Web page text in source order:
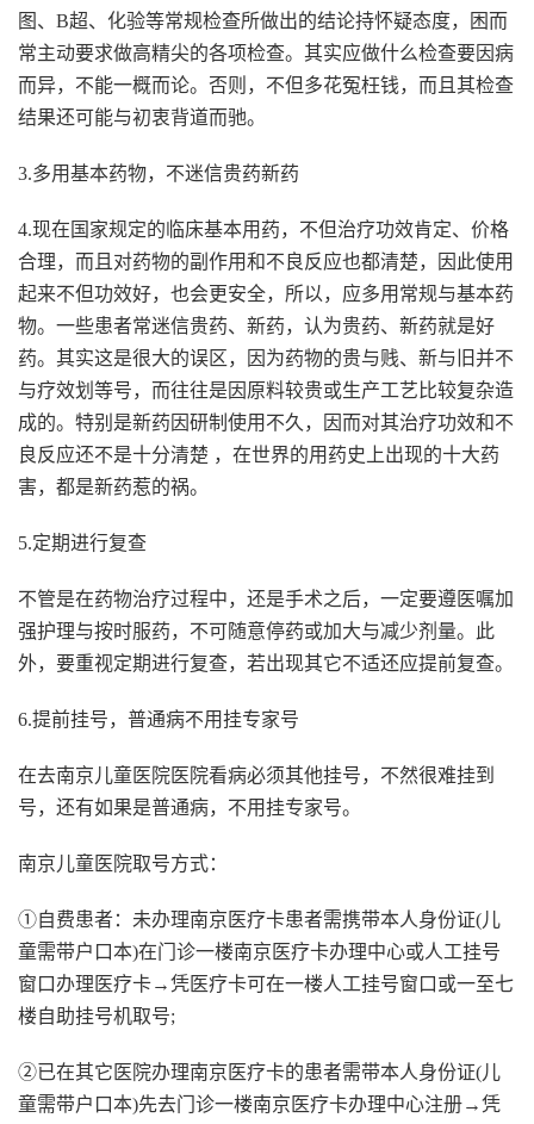
图、B超、化验等常规检查所做出的结论持怀疑态度，困而
常主动要求做高精尖的各项检查。其实应做什么检查要因病
而异，不能一概而论。否则，不但多花冤枉钱，而且其检查
结果还可能与初衷背道而驰。
3.多用基本药物，不迷信贵药新药
4.现在国家规定的临床基本用药，不但治疗功效肯定、价格
合理，而且对药物的副作用和不良反应也都清楚，因此使用
起来不但功效好，也会更安全，所以，应多用常规与基本药
物。一些患者常迷信贵药、新药，认为贵药、新药就是好
药。其实这是很大的误区，因为药物的贵与贱、新与旧并不
与疗效划等号，而往往是因原料较贵或生产工艺比较复杂造
成的。特别是新药因研制使用不久，因而对其治疗功效和不
良反应还不是十分清楚 ，在世界的用药史上出现的十大药
害，都是新药惹的祸。
5.定期进行复查
不管是在药物治疗过程中，还是手术之后，一定要遵医嘱加
强护理与按时服药，不可随意停药或加大与减少剂量。此
外，要重视定期进行复查，若出现其它不适还应提前复查。
6.提前挂号，普通病不用挂专家号
在去南京儿童医院医院看病必须其他挂号，不然很难挂到
号，还有如果是普通病，不用挂专家号。
南京儿童医院取号方式：
①自费患者：未办理南京医疗卡患者需携带本人身份证(儿
童需带户口本)在门诊一楼南京医疗卡办理中心或人工挂号
窗口办理医疗卡→凭医疗卡可在一楼人工挂号窗口或一至七
楼自助挂号机取号;
②已在其它医院办理南京医疗卡的患者需带本人身份证(儿
童需带户口本)先去门诊一楼南京医疗卡办理中心注册→凭